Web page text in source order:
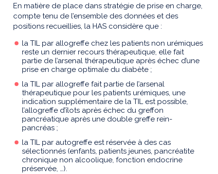
En matière de place dans stratégie de prise en charge,
compte tenu de l’ensemble des données et des
positions recueillies, la HAS considère que :
la TIL par allogreffe chez les patients non urémiques
reste un dernier recours thérapeutique, elle fait
partie de l’arsenal thérapeutique après échec d’une
prise en charge optimale du diabète ;
la TIL par allogreffe fait partie de l’arsenal
thérapeutique pour les patients urémiques, une
indication supplémentaire de la TIL est possible,
l’allogreffe d’îlots après échec du greffon
pancréatique après une double greffe rein-
pancréas ;
la TIL par autogreffe est réservée à des cas
sélectionnés (enfants, patients jeunes, pancréatite
chronique non alcoolique, fonction endocrine
préservée, …).